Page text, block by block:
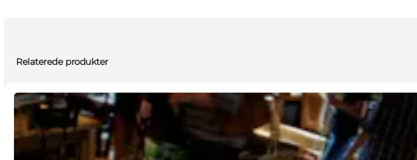
Relaterede produkter
Attraktioner